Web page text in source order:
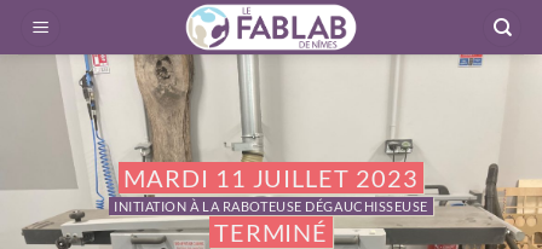
contenu
MARDI 11 JUILLET 2023
INITIATION À LA RABOTEUSE DÉGAUCHISSEUSE
TERMINÉ